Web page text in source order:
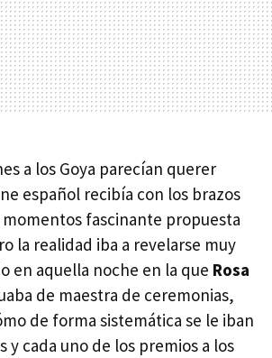
a los Goya parecían querer
español recibía con los brazos
fascinante propuesta
la realidad iba a revelarse muy
en aquella noche en la que Rosa
de maestra de ceremonias,
de forma sistemática se le iban
y cada uno de los premios a los